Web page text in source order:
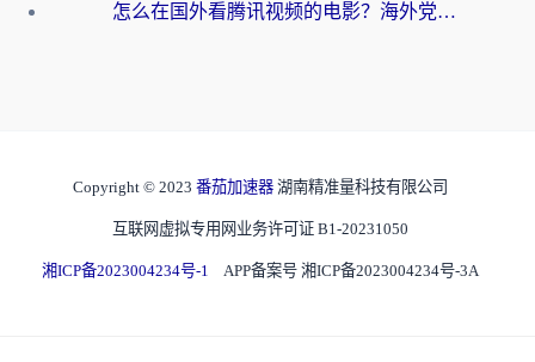
怎么在国外看腾讯视频的电影？海外党亲测有效的回国加速指南
Copyright © 2023 番茄加速器 湖南精准量科技有限公司
互联网虚拟专用网业务许可证 B1-20231050
湘ICP备2023004234号-1 APP备案号 湘ICP备2023004234号-3A